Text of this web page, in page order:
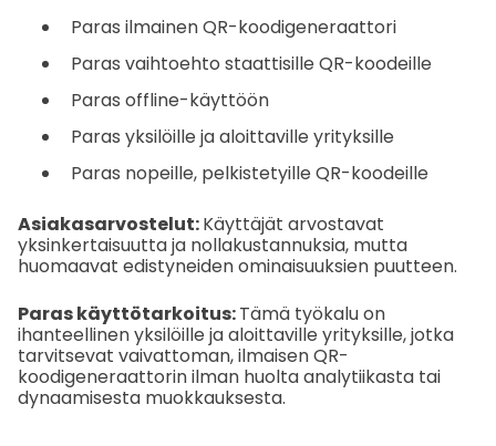
Paras ilmainen QR-koodigeneraattori
Paras vaihtoehto staattisille QR-koodeille
Paras offline-käyttöön
Paras yksilöille ja aloittaville yrityksille
Paras nopeille, pelkistetyille QR-koodeille
Asiakasarvostelut:Käyttäjät arvostavat
yksinkertaisuutta ja nollakustannuksia, mutta
huomaavat edistyneiden ominaisuuksien puutteen.
Paras käyttötarkoitus:Tämä työkalu on
ihanteellinen yksilöille ja aloittaville yrityksille, jotka
tarvitsevat vaivattoman, ilmaisen QR-
koodigeneraattorin ilman huolta analytiikasta tai
dynaamisesta muokkauksesta.